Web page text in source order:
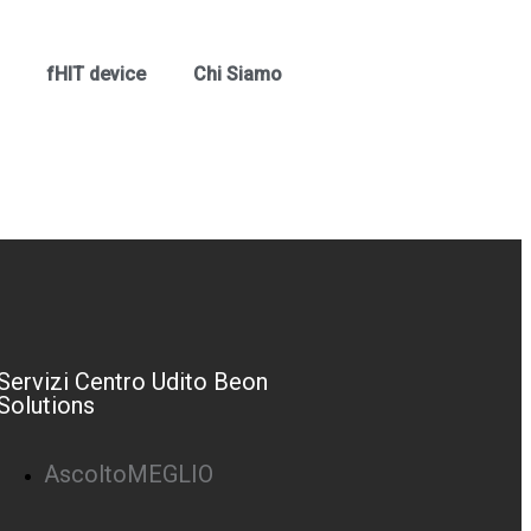
fHIT device Chi Siamo
Centro Udito Beon
AscoltoMEGLIO